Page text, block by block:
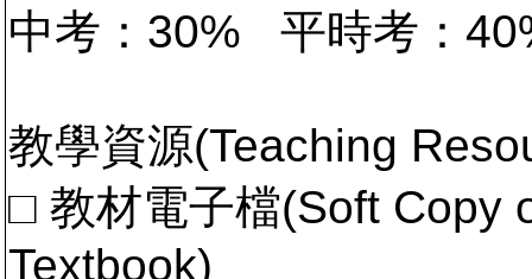
中考：30% 平時考：
教學資源(Teaching
□ 教材電子檔(Soft Copy
Textbook)